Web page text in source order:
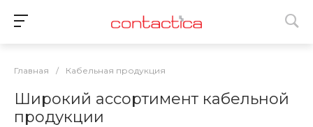
Главная / Кабельная продукция
Широкий ассортимент кабельной
продукции